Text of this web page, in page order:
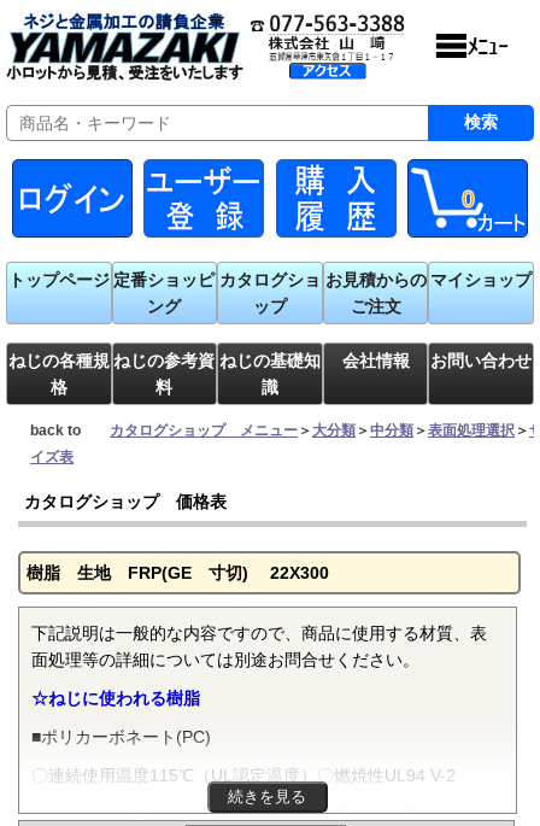
0
トップページ 定番ショッピ
ング
カタログショ
ップ
お見積からの
ご注文
マイショップ
ねじの各種規
格
ねじの参考資
料
ねじの基礎知
識
会社情報 お問い合わせ
back to カタログショップ メニュー ＞大分類 ＞中分類 ＞表面処理選択 ＞
イズ表
カタログショップ 価格表
樹脂 生地 FRP(GE 寸切) 22X300
下記説明は一般的な内容ですので、商品に使用する材質、表
面処理等の詳細については別途お問合せください。
☆ねじに使われる樹脂
■ポリカーボネート(PC)
〇連続使用温度115℃（UL認定温度）〇燃焼性UL94 V-2
ポリカーボネートは非晶性のエンジニアリングプラスチッ
続きを見る